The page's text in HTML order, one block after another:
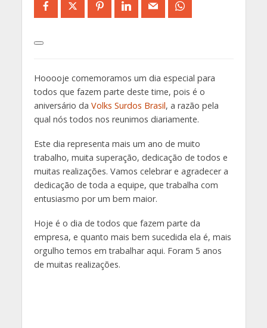
Hooooje comemoramos um dia especial para
todos que fazem parte deste time, pois é o
aniversário da Volks Surdos Brasil, a razão pela
qual nós todos nos reunimos diariamente.
Este dia representa mais um ano de muito
trabalho, muita superação, dedicação de todos e
muitas realizações. Vamos celebrar e agradecer a
dedicação de toda a equipe, que trabalha com
entusiasmo por um bem maior.
Hoje é o dia de todos que fazem parte da
empresa, e quanto mais bem sucedida ela é, mais
orgulho temos em trabalhar aqui. Foram 5 anos
de muitas realizações.